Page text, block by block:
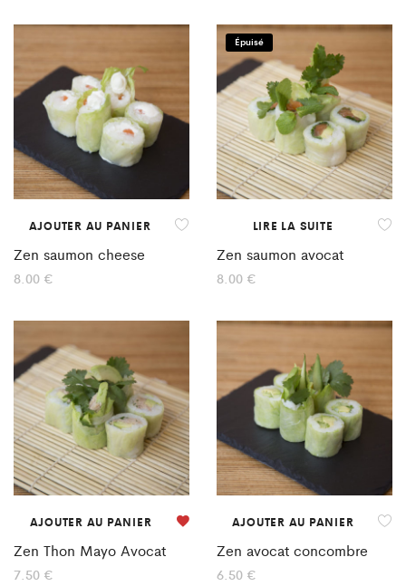
AJOUTER AU PANIER
Zen saumon cheese
8.00 €
Épuisé
LIRE LA SUITE
Zen saumon avocat
8.00 €
AJOUTER AU PANIER
Zen Thon Mayo Avocat
7.50 €
AJOUTER AU PANIER
Zen avocat concombre
6.50 €